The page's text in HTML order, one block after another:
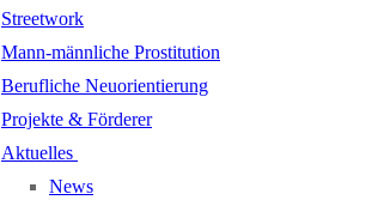
Streetwork
Mann-männliche Prostitution
Berufliche Neuorientierung
Projekte & Förderer
Aktuelles
News